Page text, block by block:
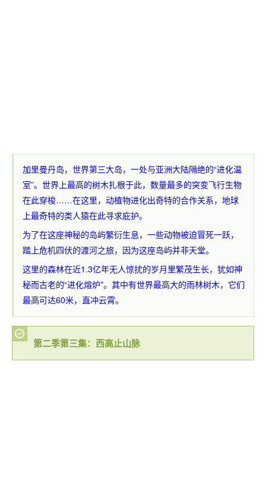
加里曼丹岛，世界第三大岛，一处与亚洲大陆隔绝的“进化温
室”。世界上最高的树木扎根于此，数量最多的突变飞行生物
在此穿梭……在这里，动植物进化出奇特的合作关系，地球
上最奇特的类人猿在此寻求庇护。
为了在这座神秘的岛屿繁衍生息，一些动物被迫冒死一跃，
踏上危机四伏的渡河之旅，因为这座岛屿并非天堂。
这里的森林在近1.3亿年无人惊扰的岁月里繁茂生长，犹如神
秘而古老的“进化熔炉”。其中有世界最高大的雨林树木，它们
最高可达60米，直冲云霄。
第二季第三集：西高止山脉